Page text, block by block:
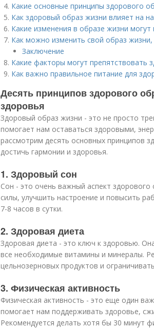
Какие основные принципы здорового
Как здоровый образ жизни влияет на
Какие изменения в образе жизни
Как можно изменить свой образ
Заключение
Какие факторы могут препятствовать
Как важно правильное питание для
Десять принципов здорового
здоровья
Здоровый образ жизни - это не просто
помогает нам оставаться здоровыми,
рассмотрим десять основных принципов
достичь гармонии и здоровья.
1. Здоровый сон
Сон - это очень важный аспект
силы, улучшить настроение и повысить
7-8 часов в сутки.
2. Здоровая диета
Здоровая диета - это ключ к здоровью.
все необходимые витамины и минералы.
цельнозерновых продуктов и
3. Физическая активность
Физическая активность - это еще один
помогает нам поддерживать здоровье,
Рекомендуется делать хотя бы 30 минут